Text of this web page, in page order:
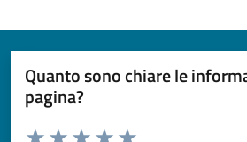
Quanto sono chiare le
pagina?
Valuta da 1 a 5 stelle la pagina